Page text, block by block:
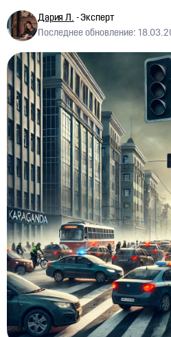
Дария Л. - Эксперт
Последнее обновление:
07:48, 26.07.2026 1138
Скорость против заторов: За и
выделенной полосы на улице
01:03, 24.07.2026 1600
Казахстан вводит новые
пожилых автомобилистов:
действуют в других странах
05:36, 23.07.2026 42
Запуск новых выездов к БАКАД
03:08, 22.07.2026 2196
Аннулированы десятки
04:12, 18.07.2026 2062
США меняют правила
07:46, 15.07.2026 5935
Lynk & Co в Казахстане
12:21, 14.07.2026 10327